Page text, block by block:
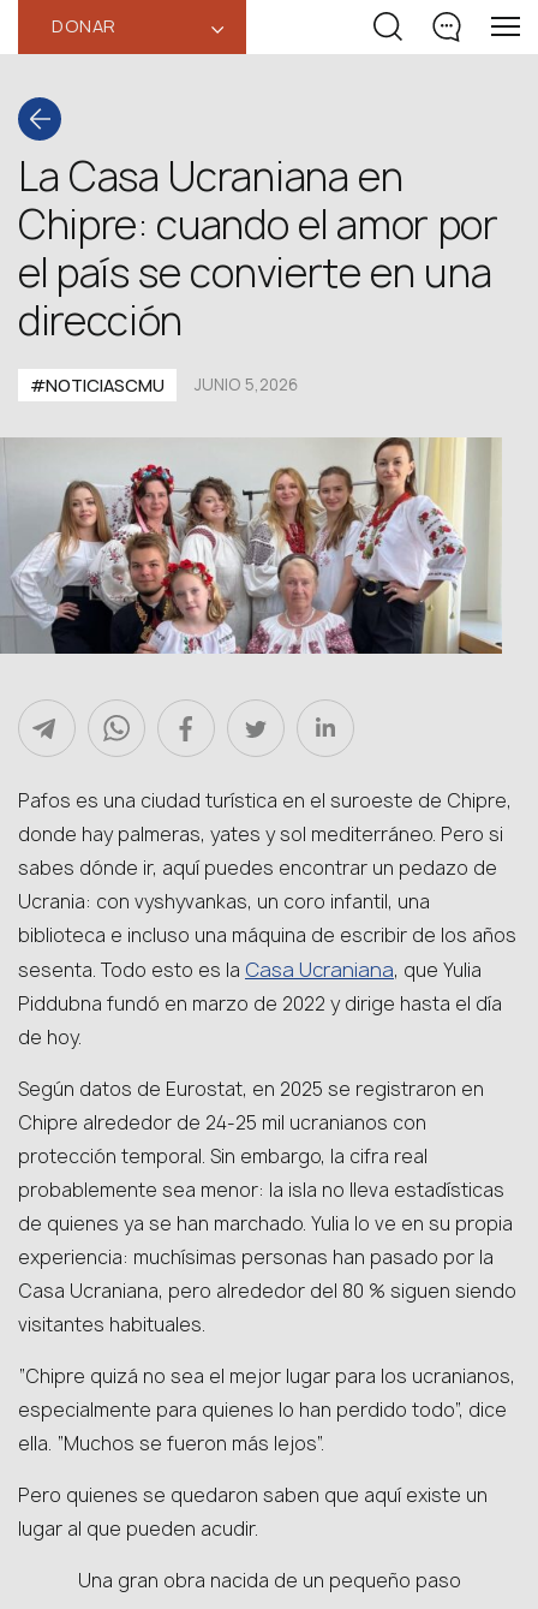
DONAR ‹
La Casa Ucraniana en
Chipre: cuando el amor por
el país se convierte en una
dirección
#NOTICIASCMU JUNIO 5,2026
Pafos es una ciudad turística en el suroeste de Chipre,
donde hay palmeras, yates y sol mediterráneo. Pero si
sabes dónde ir, aquí puedes encontrar un pedazo de
Ucrania: con vyshyvankas, un coro infantil, una
biblioteca e incluso una máquina de escribir de los años
sesenta. Todo esto es la Casa Ucraniana, que Yulia
Piddubna fundó en marzo de 2022 y dirige hasta el día
de hoy.
Según datos de Eurostat, en 2025 se registraron en
Chipre alrededor de 24-25 mil ucranianos con
protección temporal. Sin embargo, la cifra real
probablemente sea menor: la isla no lleva estadísticas
de quienes ya se han marchado. Yulia lo ve en su propia
experiencia: muchísimas personas han pasado por la
Casa Ucraniana, pero alrededor del 80 % siguen siendo
visitantes habituales.
“Chipre quizá no sea el mejor lugar para los ucranianos,
especialmente para quienes lo han perdido todo”, dice
ella. “Muchos se fueron más lejos”.
Pero quienes se quedaron saben que aquí existe un
lugar al que pueden acudir.
Una gran obra nacida de un pequeño paso